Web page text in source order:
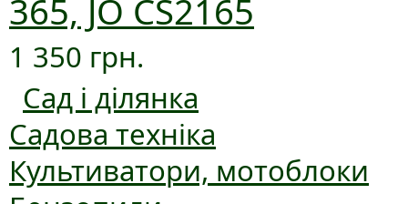
365, JO CS2165
1 350 грн.
Сад і ділянка
Садова техніка
Культиватори, мотоблоки